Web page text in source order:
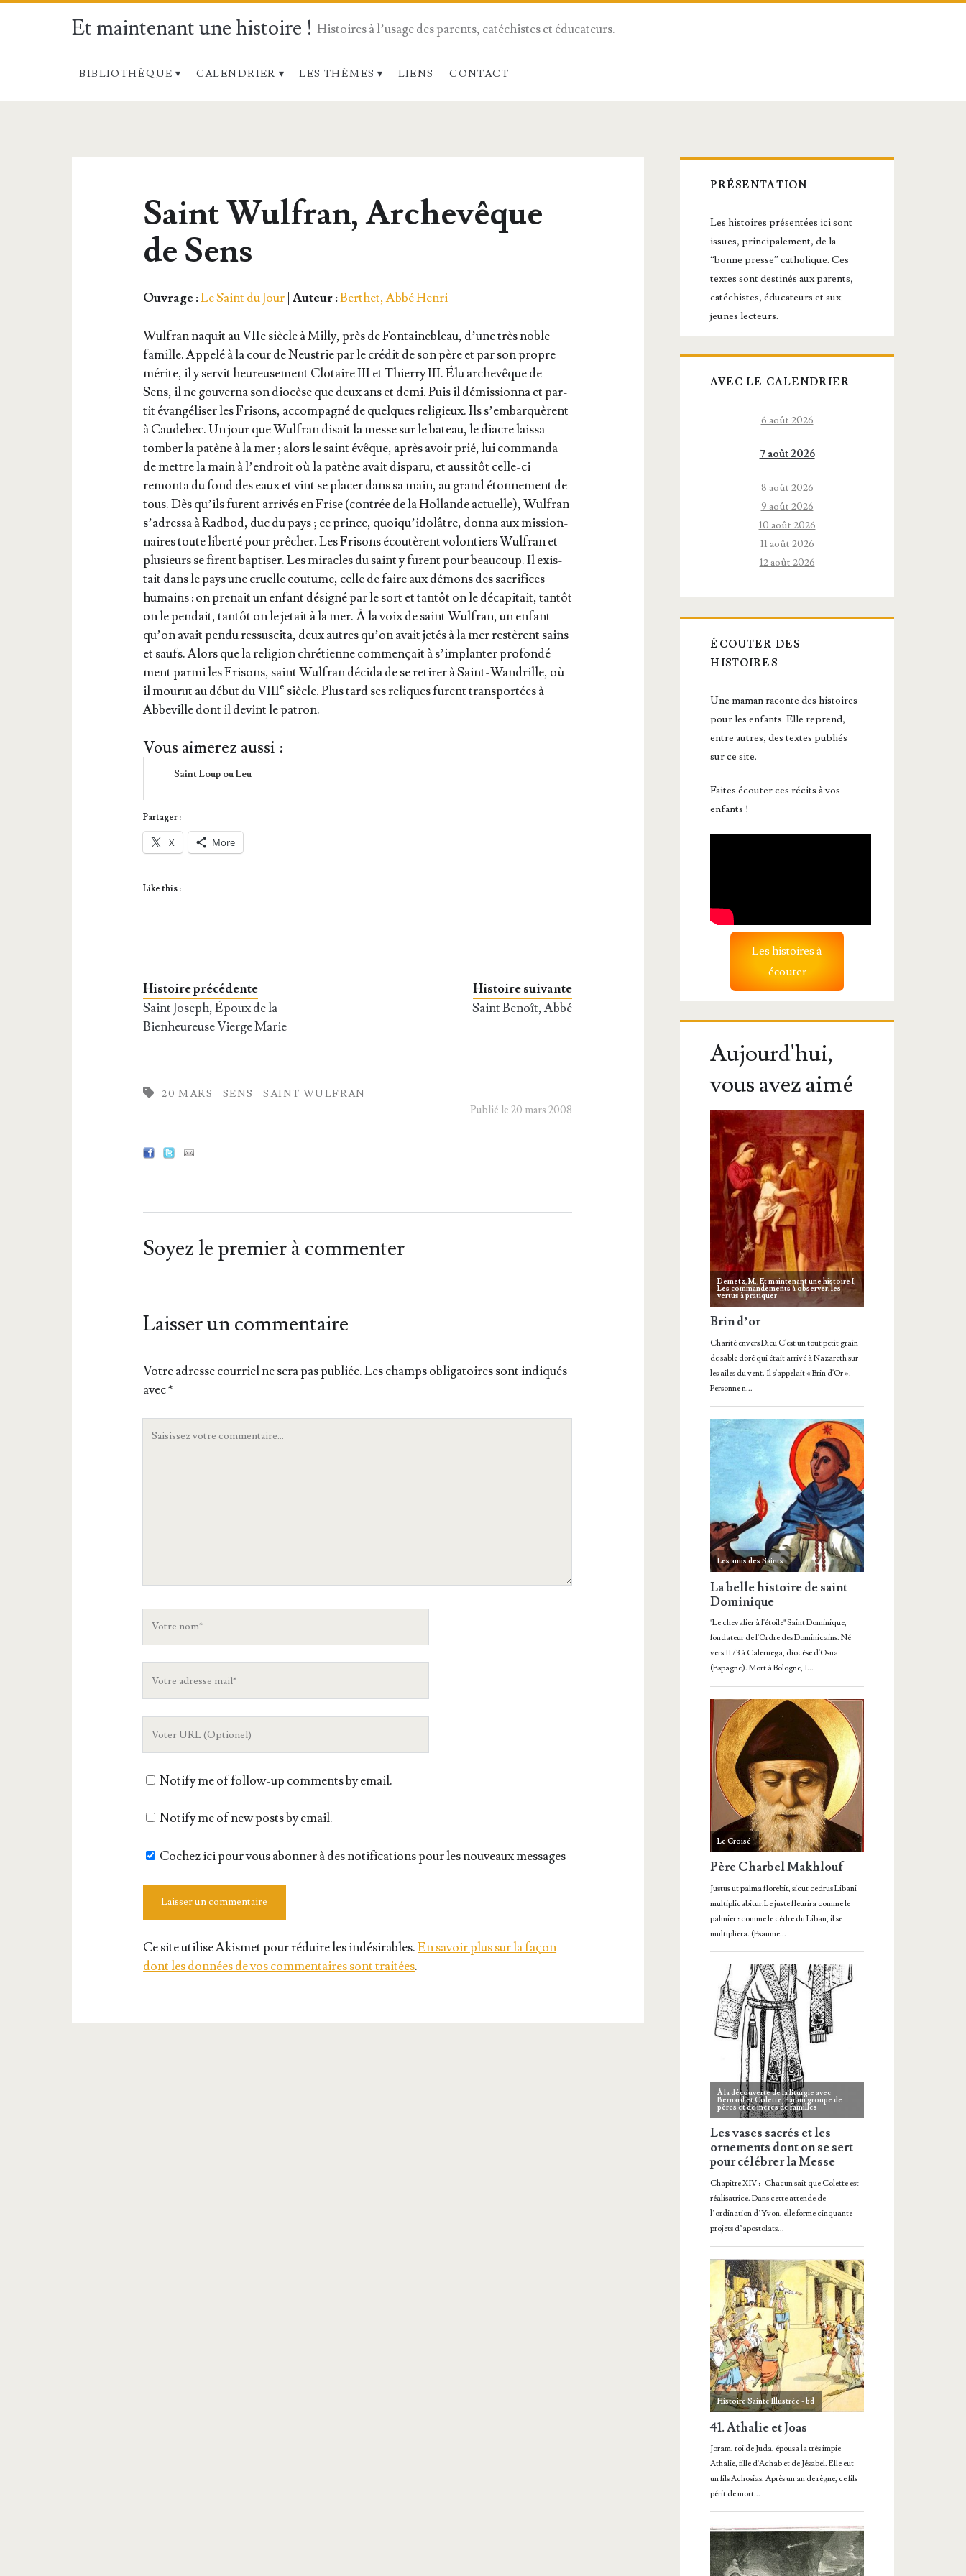
Et maintenant une histoire ! Histoires à l’usage des parents, catéchistes et éducateurs.
BIBLIOTHÈQUE CALENDRIER LES THÈMES LIENS CONTACT
Saint Wulfran, Archevêque
de Sens
Ouvrage :Le Saint du Jour |Auteur :Berthet, Abbé Henri
Wul­fran naquit au VIIe siècle à Mil­ly, près de Fon­tai­ne­bleau, d’une très noble
famille. Appe­lé à la cour de Neus­trie par le cré­dit de son père et par son propre
mérite, il y ser­vit heu­reu­se­ment Clo­taire III et Thier­ry III. Élu arche­vêque de
Sens, il ne gou­ver­na son dio­cèse que deux ans et demi. Puis il démis­sion­na et par­
tit évan­gé­li­ser les Fri­sons, accom­pa­gné de quelques reli­gieux. Ils s’embarquèrent
à Cau­de­bec. Un jour que Wul­fran disait la messe sur le bateau, le diacre lais­sa
tom­ber la patène à la mer ; alors le saint évêque, après avoir prié, lui com­man­da
de mettre la main à l’en­droit où la patène avait dis­pa­ru, et aus­si­tôt celle-ci
remon­ta du fond des eaux et vint se pla­cer dans sa main, au grand éton­ne­ment de
tous. Dès qu’ils furent arri­vés en Frise (contrée de la Hol­lande actuelle), Wul­fran
s’a­dres­sa à Rad­bod, duc du pays ; ce prince, quoi­qu’i­do­lâtre, don­na aux mis­sion­
naires toute liber­té pour prê­cher. Les Fri­sons écou­tèrent volon­tiers Wul­fran et
plu­sieurs se firent bap­ti­ser. Les miracles du saint y furent pour beau­coup. Il exis­
tait dans le pays une cruelle cou­tume, celle de faire aux démons des sacri­fices
humains : on pre­nait un enfant dési­gné par le sort et tan­tôt on le déca­pi­tait, tan­tôt
on le pen­dait, tan­tôt on le jetait à la mer. À la voix de saint Wul­fran, un enfant
qu’on avait pen­du res­sus­ci­ta, deux autres qu’on avait jetés à la mer res­tèrent sains
et saufs. Alors que la reli­gion chré­tienne com­men­çait à s’im­plan­ter pro­fon­dé­
ment par­mi les Fri­sons, saint Wul­fran déci­da de se reti­rer à Saint-Wan­drille, où
il mou­rut au début du VIIIe siècle. Plus tard ses reliques furent trans­por­tées à
Abbe­ville dont il devint le patron.
Vous aimerez aussi :
Saint Loup ou Leu
Partager :
X More
Like this :
Histoire précédente
Saint Joseph, Époux de la
Bienheureuse Vierge Marie
Histoire suivante
Saint Benoît, Abbé
20 MARS SENS
SAINT WULFRAN
Publié le 20 mars 2008
Soyez le premier à commenter
Laisser un commentaire
Votre adresse courriel ne sera pas publiée.Les champs obligatoires sont indiqués
avec*
siteNotify me of follow-up comments by email.
Notify me of new posts by email.
Cochez ici pour vous abonner à des notifications pour les nouveaux messages
Ce site utilise Akismet pour réduire les indésirables.En savoir plus sur la façon
dont les données de vos commentaires sont traitées.
Barre
latérale
principale
PRÉSENTATION
Les histoires présentées ici sont
issues, principalement, de la
“bonne presse” catholique. Ces
textes sont destinés aux parents,
catéchistes, éducateurs et aux
jeunes lecteurs.
AVEC LE CALENDRIER
6 août 2026
7 août 2026
8 août 2026
9 août 2026
10 août 2026
11 août 2026
12 août 2026
ÉCOUTER DES
HISTOIRES
Une maman raconte des histoires
pour les enfants. Elle reprend,
entre autres, des textes publiés
sur ce site.
Faites écouter ces récits à vos
enfants !
Les histoires à
écouter
Aujourd'hui,
vous avez aimé